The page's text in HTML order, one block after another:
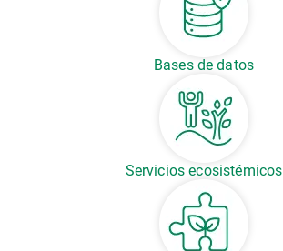
Bases de datos
Servicios ecosistémicos